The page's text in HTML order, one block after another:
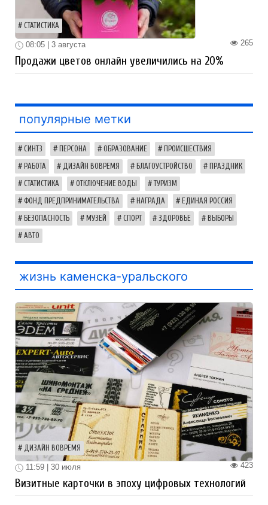
СТАТИСТИКА
265
08:05 | 3 августа
Продажи цветов онлайн увеличились на 20%
популярные метки
СИНТЗ ПЕРСОНА ОБРАЗОВАНИЕ ПРОИСШЕСТВИЯ
РАБОТА ДИЗАЙН ВОВРЕМЯ БЛАГОУСТРОЙСТВО ПРАЗДНИК
СТАТИСТИКА ОТКЛЮЧЕНИЕ ВОДЫ ТУРИЗМ
ФОНД ПРЕДПРИНИМАТЕЛЬСТВА НАГРАДА ЕДИНАЯ РОССИЯ
БЕЗОПАСНОСТЬ МУЗЕЙ СПОРТ ЗДОРОВЬЕ ВЫБОРЫ
АВТО
жизнь каменска-уральского
ДИЗАЙН ВОВРЕМЯ
423
11:59 | 30 июля
Визитные карточки в эпоху цифровых технологий